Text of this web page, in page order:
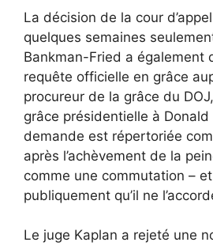
La décision de la cour
quelques semaines
Bankman-Fried a également
requête officielle en grâce
procureur de la grâce du
grâce présidentielle à Donald
demande est répertoriée
après l’achèvement de la
comme une commutation –
publiquement qu’il ne
Le juge Kaplan a rejeté une